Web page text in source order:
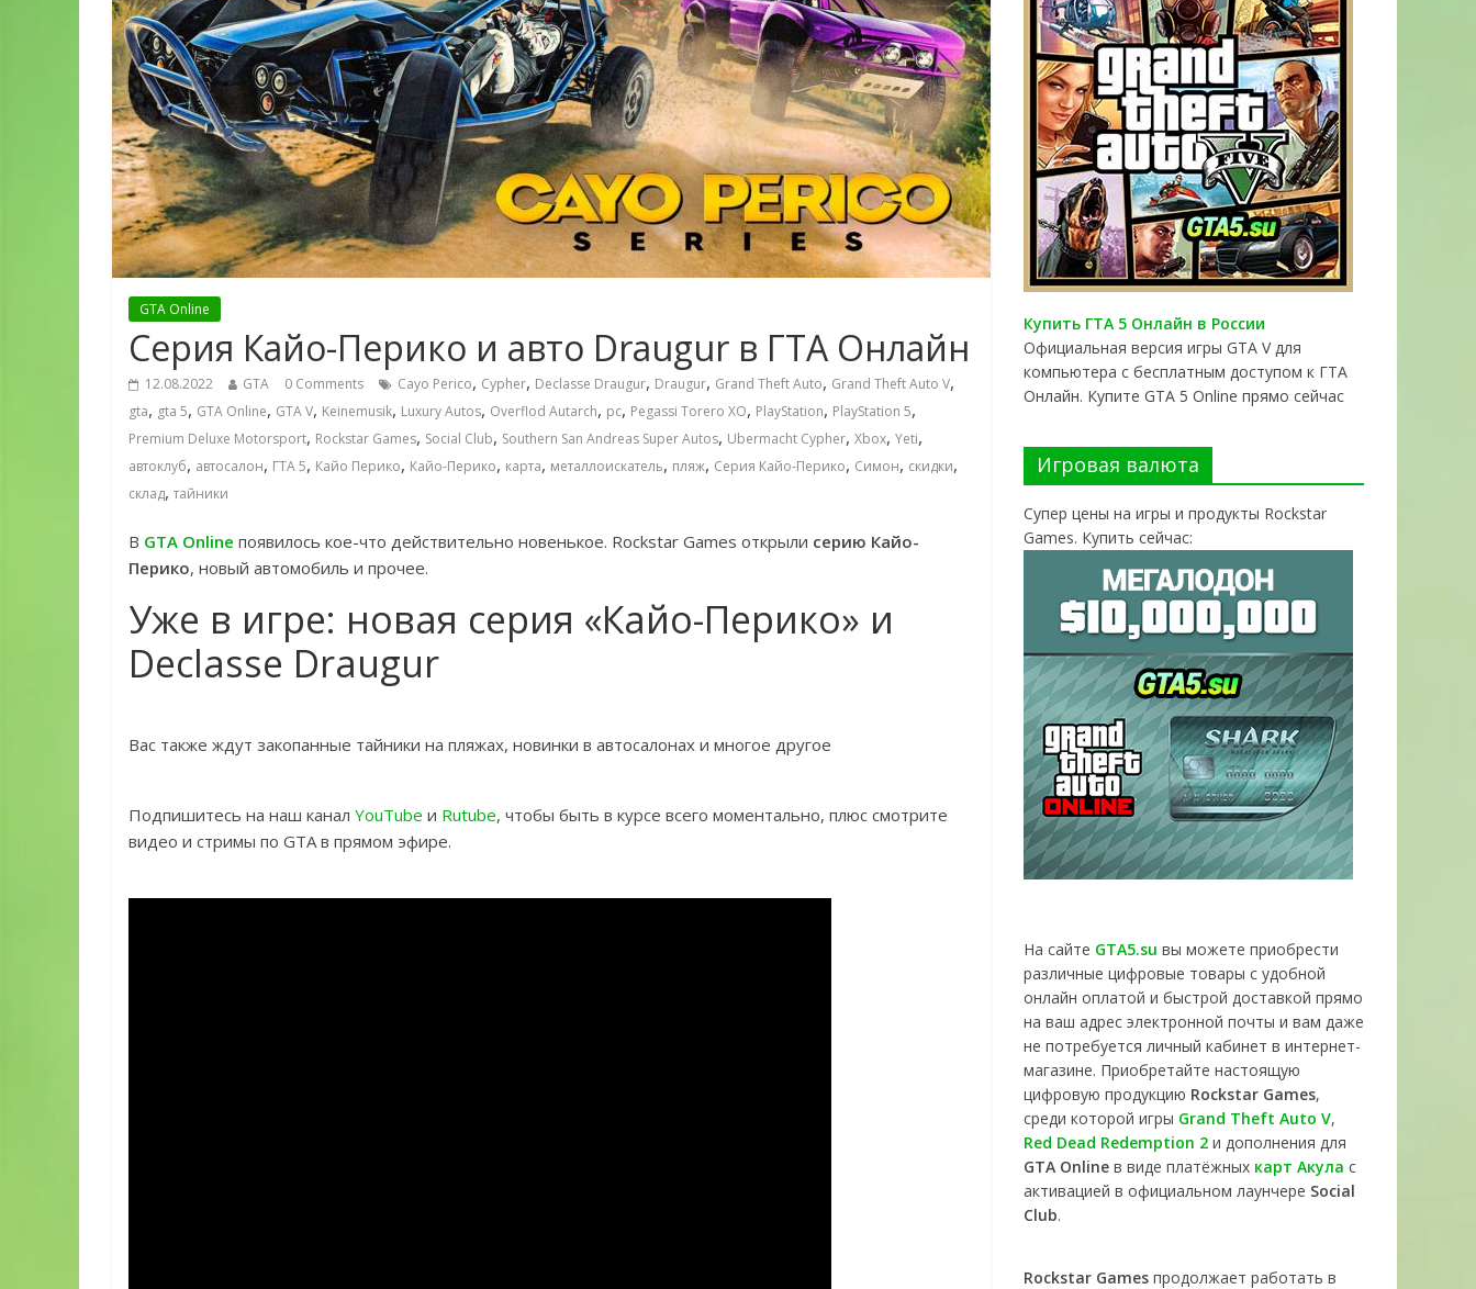
GTA Online
Серия Кайо-Перико и авто Draugur в ГТА Онлайн
12.08.2022 GTA 0 Comments Cayo Perico, Cypher, Declasse Draugur, Draugur, Grand Theft Auto, Grand Theft Auto V,
gta, gta 5, GTA Online, GTA V, Keinemusik, Luxury Autos, Overflod Autarch, pc, Pegassi Torero XO, PlayStation, PlayStation 5,
Premium Deluxe Motorsport, Rockstar Games, Social Club, Southern San Andreas Super Autos, Ubermacht Cypher, Xbox, Yeti,
автоклуб, автосалон, ГТА 5, Кайо Перико, Кайо-Перико, карта, металлоискатель, пляж, Серия Кайо-Перико, Симон, скидки,
склад, тайники
В GTA Online появилось кое-что действительно новенькое. Rockstar Games открыли серию Кайо-
Перико, новый автомобиль и прочее.
Уже в игре: новая серия «Кайо-Перико» и
Declasse Draugur
Вас также ждут закопанные тайники на пляжах, новинки в автосалонах и многое другое
Подпишитесь на наш канал YouTube и Rutube, чтобы быть в курсе всего моментально, плюс смотрите
видео и стримы по GTA в прямом эфире.
Купить ГТА 5 Онлайн в России
Официальная версия игры GTA V для
компьютера с бесплатным доступом к ГТА
Онлайн. Купите GTA 5 Online прямо сейчас
Игровая валюта
Супер цены на игры и продукты Rockstar
Games. Купить сейчас:
На сайте GTA5.su вы можете приобрести
различные цифровые товары с удобной
онлайн оплатой и быстрой доставкой прямо
на ваш адрес электронной почты и вам даже
не потребуется личный кабинет в интернет-
магазине. Приобретайте настоящую
цифровую продукцию Rockstar Games,
среди которой игры Grand Theft Auto V,
Red Dead Redemption 2 и дополнения для
GTA Online в виде платёжных карт Акула с
активацией в официальном лаунчере Social
Club.
Rockstar Games продолжает работать в